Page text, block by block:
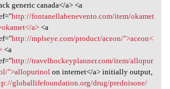
generic canada</a> <a
http://fontanellabenevento.com/item/okamet
a><a
http://mplseye.com/product/aceon/">aceon<
<a
http://travelhockeyplanner.com/item/allopur
">allopurinolon internet</a> initially output,
globallifefoundation.org/drug/prednisone/